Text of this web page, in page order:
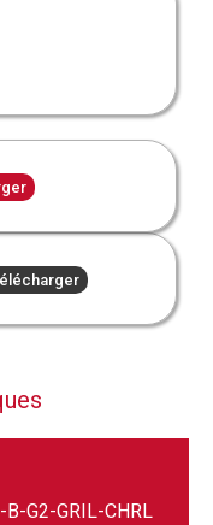
B-G2-GRIL-CHRL